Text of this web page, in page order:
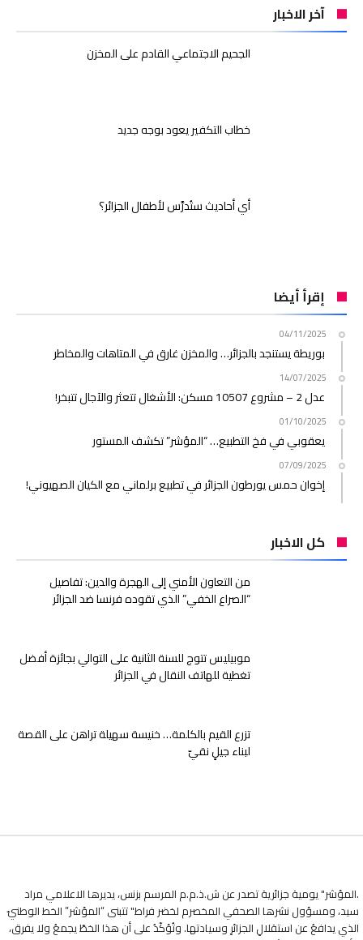
آخر الاخبار
الجحيم الاجتماعي القادم على المخزن
خطاب التكفير يعود بوجه جديد
أي أحاديث ستُدرَّس لأطفال الجزائر؟
إقرأ أيضا
04/11/2025
بوريطة يستنجد بالجزائر… والمخزن غارق في المتاهات والمخاطر
14/07/2025
عدل 2 – مشروع 10507 مسكن: الأشغال تتعثر والآجال تتبخر!
01/10/2025
يعقوبي في فخ التطبيع… “المؤشر” تكشف المستور
07/09/2025
إخوان حمس يورطون الجزائر في تطبيع برلماني مع الكيان الصهيوني!
كل الاخبار
من التعاون الأمني إلى الهجرة والدين: تفاصيل
“الصراع الخفي” الذي تقوده فرنسا ضد الجزائر
موبيليس تتوج للسنة الثانية على التوالي بجائزة أفضل
تغطية للهاتف النقال في الجزائر
تزرع القيم بالكلمة… خنيسة سهيلة تراهن على القصة
لبناء جيلٍ نقيّ
.المؤشر" يومية جزائرية تصدر عن ش.ذ.م.م المرسم بزنس، يديرها الاعلامي مراد
سيد، ومسؤول نشرها الصحفي المخصرم لخضر فراط" تتبنى “المؤشر” الخط الوطنيّ
الذي يدافعُ عن استقلالِ الجزائرِ وسيادتها. وتُؤكّدُ على أن هذا الخطّ يجمعُ ولا يفرق،